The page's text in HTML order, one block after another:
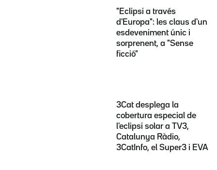
"Eclipsi a través
d'Europa": les claus d'un
esdeveniment únic i
sorprenent, a "Sense
ficció"
3Cat desplega la
cobertura especial de
l'eclipsi solar a TV3,
Catalunya Ràdio,
3CatInfo, el Super3 i EVA